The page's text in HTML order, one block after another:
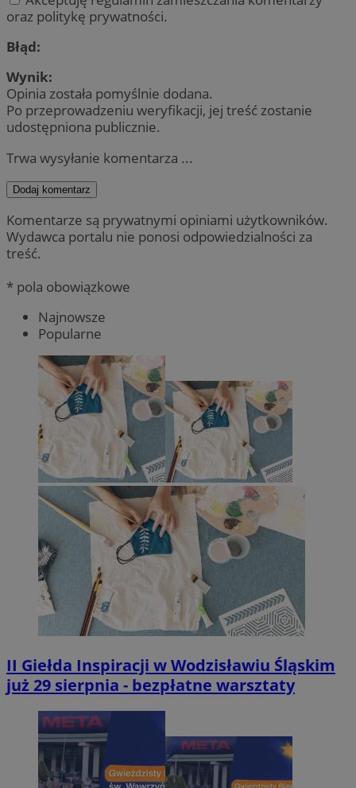
oraz politykę prywatności.
Błąd:
Wynik:
Opinia została pomyślnie dodana.
Po przeprowadzeniu weryfikacji, jej treść zostanie
udostępniona publicznie.
Trwa wysyłanie komentarza ...
Dodaj komentarz
Komentarze są prywatnymi opiniami użytkowników.
Wydawca portalu nie ponosi odpowiedzialności za
treść.
* pola obowiązkowe
Najnowsze
Popularne
II Giełda Inspiracji w Wodzisławiu Śląskim
już 29 sierpnia - bezpłatne warsztaty